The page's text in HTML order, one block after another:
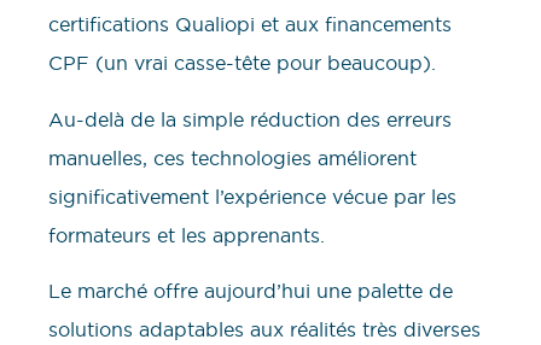
certifications Qualiopi et aux financements
CPF (un vrai casse-tête pour beaucoup).
Au-delà de la simple réduction des erreurs
manuelles, ces technologies améliorent
significativement l’expérience vécue par les
formateurs et les apprenants.
Le marché offre aujourd’hui une palette de
solutions adaptables aux réalités très diverses